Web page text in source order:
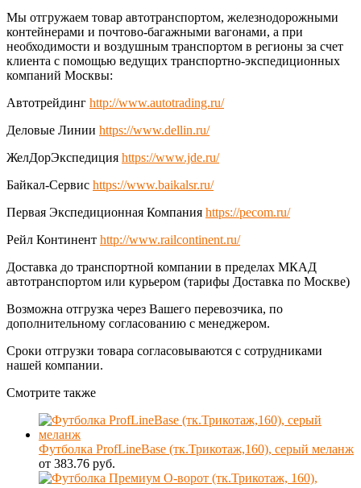
Мы отгружаем товар автотранспортом, железнодорожными
контейнерами и почтово-багажными вагонами, а при
необходимости и воздушным транспортом в регионы за счет
клиента с помощью ведущих транспортно-экспедиционных
компаний Москвы:
Автотрейдинг http://www.autotrading.ru/
Деловые Линии https://www.dellin.ru/
ЖелДорЭкспедиция https://www.jde.ru/
Байкал-Сервис https://www.baikalsr.ru/
Первая Экспедиционная Компания https://pecom.ru/
Рейл Континент http://www.railcontinent.ru/
Доставка до транспортной компании в пределах МКАД
автотранспортом или курьером (тарифы Доставка по Москве)
Возможна отгрузка через Вашего перевозчика, по
дополнительному согласованию с менеджером.
Сроки отгрузки товара согласовываются с сотрудниками
нашей компании.
Смотрите также
Футболка ProfLineBase (тк.Трикотаж,160), серый меланж
от 383.76 руб.